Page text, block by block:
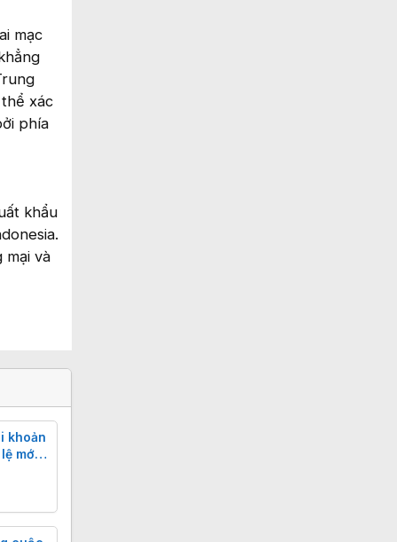
mạc
xác
phía
khẩu
mại và
khoản
mới